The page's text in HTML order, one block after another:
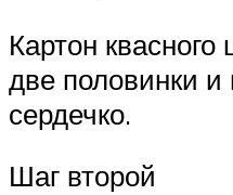
Картон
две половинки и
сердечко.
Шаг второй